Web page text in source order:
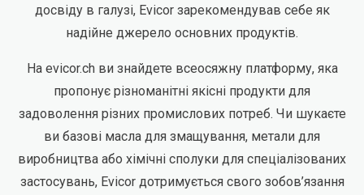
досвіду в галузі, Evicor зарекомендував себе як
надійне джерело основних продуктів.
На evicor.ch ви знайдете всеосяжну платформу, яка
пропонує різноманітні якісні продукти для
задоволення різних промислових потреб. Чи шукаєте
ви базові масла для змащування, метали для
виробництва або хімічні сполуки для спеціалізованих
застосувань, Evicor дотримується свого зобов’язання